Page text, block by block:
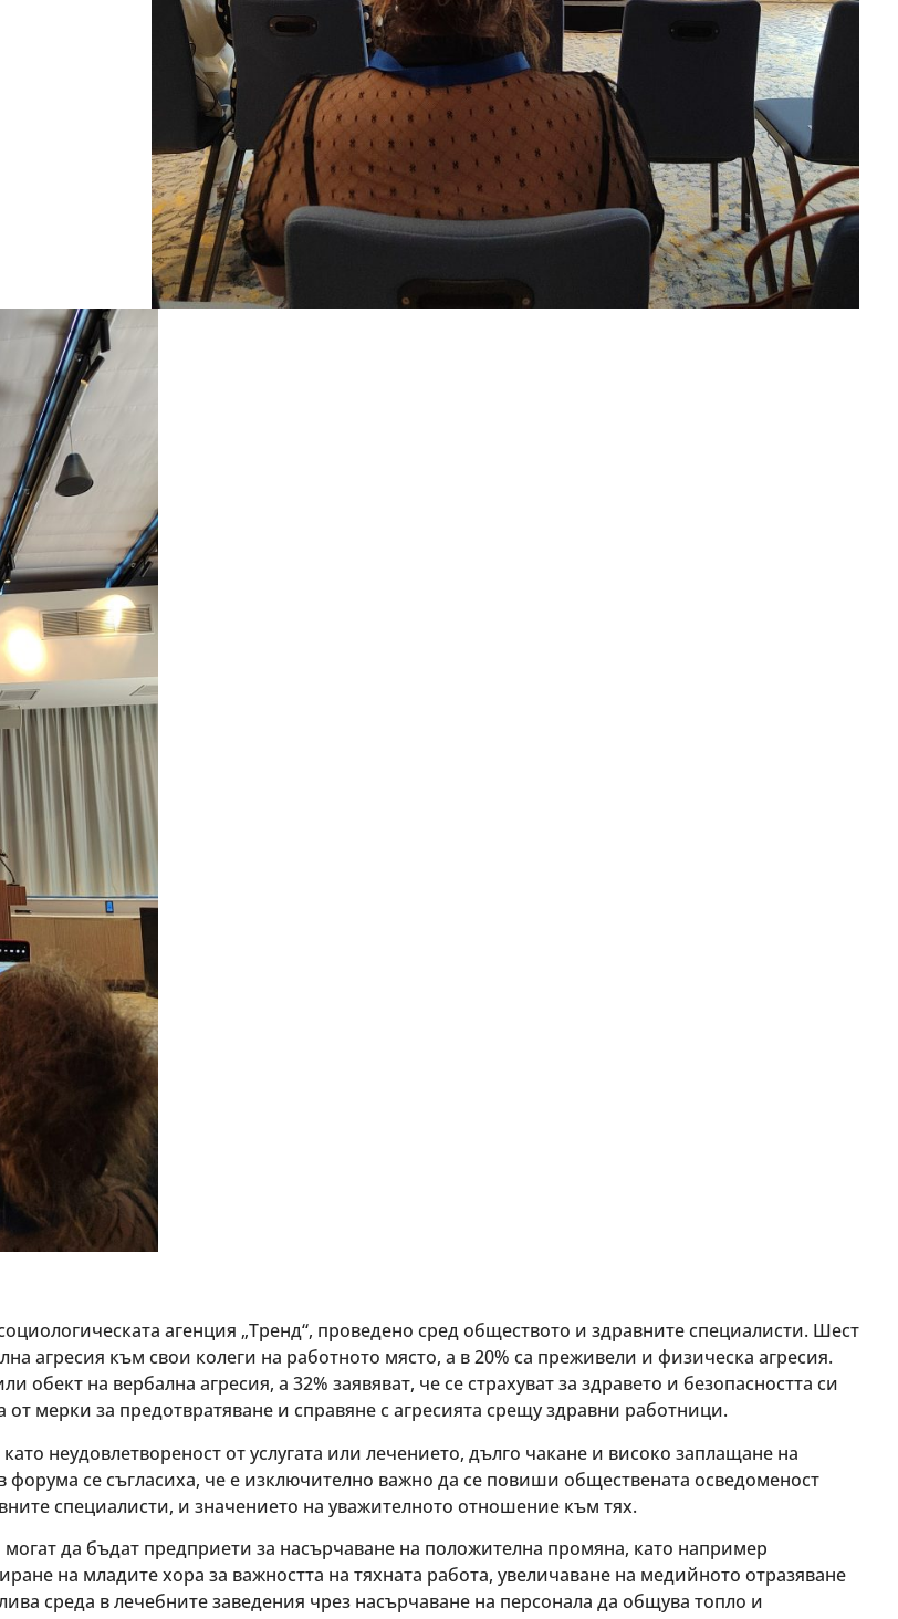
агенция „Тренд“, проведено сред обществото и здравните специалисти. Шест
агресия към свои колеги на работното място, а в 20% са преживели и физическа агресия.
на вербална агресия, а 32% заявяват, че се страхуват за здравето и безопасността си
мерки за предотвратяване и справяне с агресията срещу здравни работници.
неудовлетвореност от услугата или лечението, дълго чакане и високо заплащане на
форума се съгласиха, че е изключително важно да се повиши обществената осведоменост
специалисти, и значението на уважителното отношение към тях.
да бъдат предприети за насърчаване на положителна промяна, като например
на младите хора за важността на тяхната работа, увеличаване на медийното отразяване
среда в лечебните заведения чрез насърчаване на персонала да общува топло и